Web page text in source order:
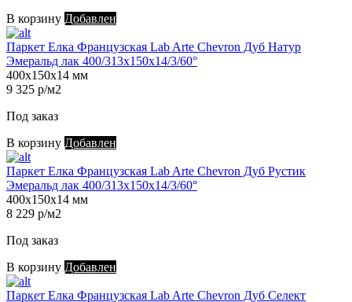
В корзину Добавлен
Паркет Елка Французская Lab Arte Chevron Дуб Натур
Эмеральд лак 400/313х150х14/3/60°
400х150х14 мм
9 325 р/м2
Под заказ
В корзину Добавлен
Паркет Елка Французская Lab Arte Chevron Дуб Рустик
Эмеральд лак 400/313х150х14/3/60°
400х150х14 мм
8 229 р/м2
Под заказ
В корзину Добавлен
Паркет Елка Французская Lab Arte Chevron Дуб Селект